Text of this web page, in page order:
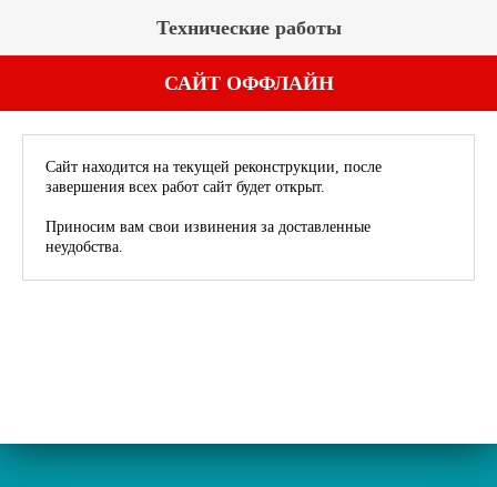
Технические работы
САЙТ ОФФЛАЙН
Сайт находится на текущей реконструкции, после
завершения всех работ сайт будет открыт.
Приносим вам свои извинения за доставленные
неудобства.